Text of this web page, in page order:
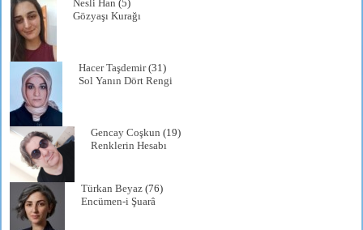
Nesli Han (5)
Gözyaşı Kurağı
Hacer Taşdemir(31)
Sol Yanın Dört Rengi
Gencay Coşkun (19)
Renklerin Hesabı
Türkan Beyaz (76)
Encümen-i Şuarâ